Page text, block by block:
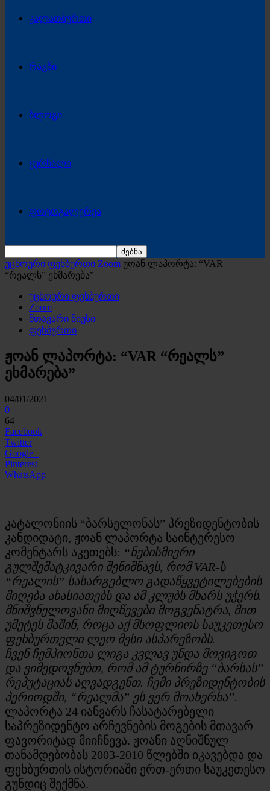
კალათბურთი
რაგბი
ბლოგი
ჟურნალი
ფოტოგალერეა
უცხოური ფეხბურთი Zoom ჟოან ლაპორტა: “VAR
“რეალს” ეხმარება”
უცხოური ფეხბურთი
Zoom
მთავარი ნიუსი
ფეხბურთი
ჟოან ლაპორტა: “VAR “რეალს”
ეხმარება”
04/01/2021
0
64
Facebook
Twitter
Google+
Pinterest
WhatsApp
კატალონიის “ბარსელონას” პრეზიდენტობის
კანდიდატი, ჟოან ლაპორტა საინტერესო
კომენტარს აკეთებს: “ნებისმიერი
გულშემატკივარი შენიშნავს, რომ VAR-ს
“რეალის” სასარგებლო გადაწყვეტილებების
მიღება ახასიათებს და ამ კლუბს მხარს უჭერს.
მნიშვნელოვანი მიღწევები მოგვენატრა, მით
უმეტეს მაშინ, როცა აქ მსოფლიოს საუკეთესო
ფეხბურთელი ლეო მესი ასპარეზობს.
ჩვენ ჩემპიონთა ლიგა კვლავ უნდა მოვიგოთ
და ვიმედოვნებთ, რომ ამ ტურნირზე “ბარსას”
რეპუტაციას აღვადგენთ. ჩემი პრეზიდენტობის
პერიოდში, “რეალმა” ეს ვერ მოახერხა”.
ლაპორტა 24 იანვარს ჩასატარებელი
საპრეზიდენტო არჩევნების მოგების მთავარ
ფავორიტად მიიჩნევა. ჟოანი აღნიშნულ
თანამდებობას 2003-2010 წლებში იკავებდა და
ფეხბურთის ისტორიაში ერთ-ერთი საუკეთესო
გუნდიც შექმნა.